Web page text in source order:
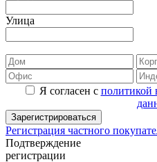
Улица
Я согласен с политикой
Зарегистрироваться
Регистрация частного
Подтверждение
регистрации